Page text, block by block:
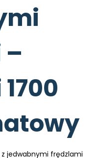
z jedwabnymi frędzlami